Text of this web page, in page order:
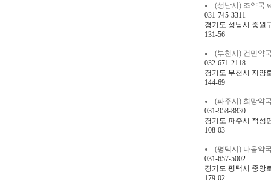
(성남시) 조약국
031-745-3311
경기도 성남시 중원
131-56
(부천시) 건민약
032-671-2118
경기도 부천시 지양
144-69
(파주시) 희망약
031-958-8830
경기도 파주시 적성
108-03
(평택시) 나음약
031-657-5002
경기도 평택시 중앙
179-02